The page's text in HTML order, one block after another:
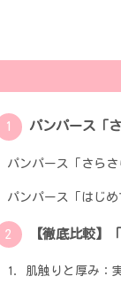
パンパース「
パンパース「さら
パンパース「はじ
【徹底比較】
1. 肌触りと厚み：